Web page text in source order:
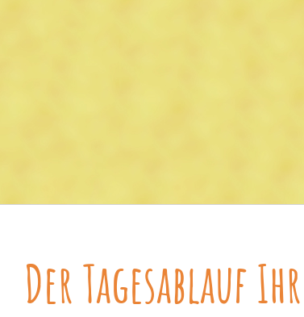
Der Tagesablauf